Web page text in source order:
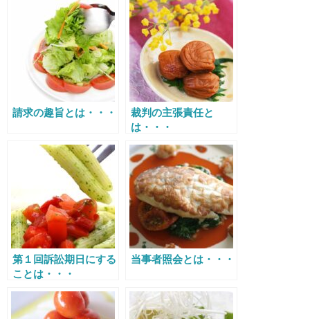
請求の趣旨とは・・・
裁判の主張責任と
は・・・
第１回訴訟期日にする
ことは・・・
当事者照会とは・・・